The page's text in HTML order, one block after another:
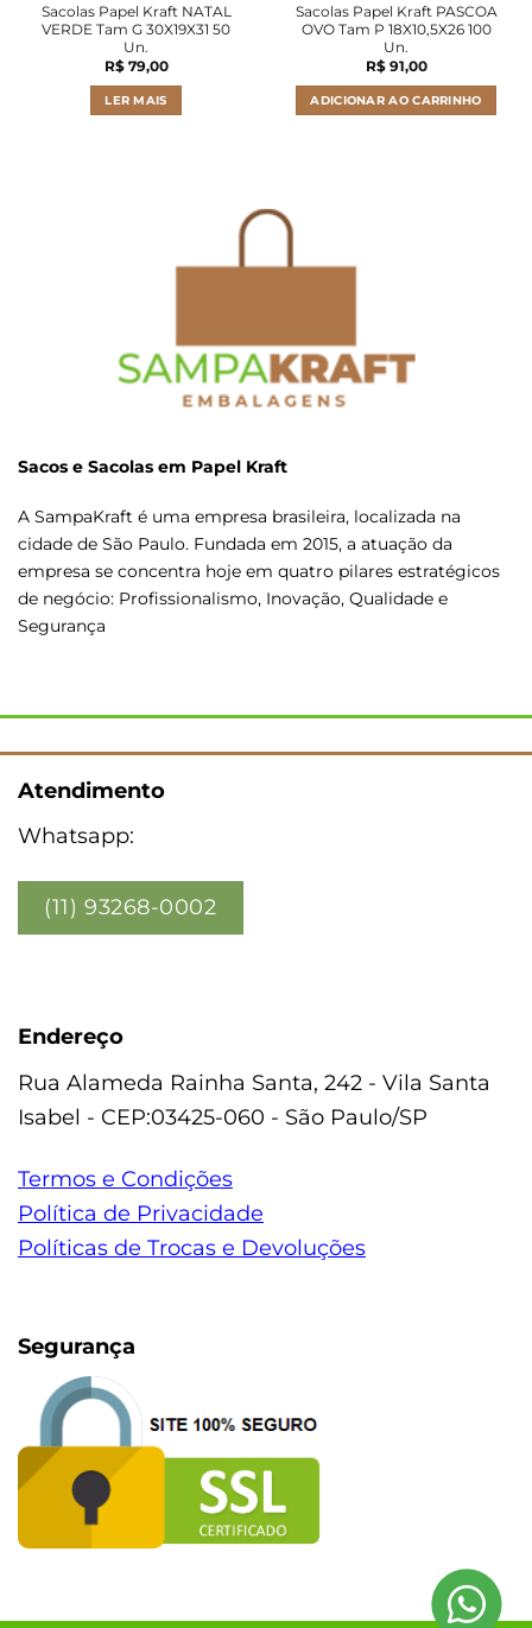
Sacolas Papel Kraft NATAL
VERDE Tam G 30X19X31 50
Un.
R$79,00
LER MAIS
Sacolas Papel Kraft PASCOA
OVO Tam P 18X10,5X26 100
Un.
R$91,00
ADICIONAR AO CARRINHO
Sacos e Sacolas em Papel Kraft
A SampaKraft é uma empresa brasileira, localizada na
cidade de São Paulo. Fundada em 2015, a atuação da
empresa se concentra hoje em quatro pilares estratégicos
de negócio: Profissionalismo, Inovação, Qualidade e
Segurança
Atendimento
Whatsapp:
(11) 93268-0002
Endereço
Rua Alameda Rainha Santa, 242 - Vila Santa
Isabel - CEP:03425-060 - São Paulo/SP
Termos e Condições
Política de Privacidade
Políticas de Trocas e Devoluções
Segurança